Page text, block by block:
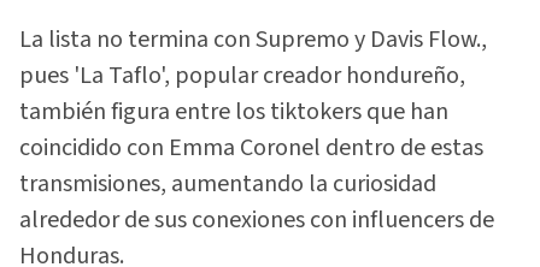
La lista no termina con Supremo y Davis Flow.,
pues 'La Taflo', popular creador hondureño,
también figura entre los tiktokers que han
coincidido con Emma Coronel dentro de estas
transmisiones, aumentando la curiosidad
alrededor de sus conexiones con influencers de
Honduras.